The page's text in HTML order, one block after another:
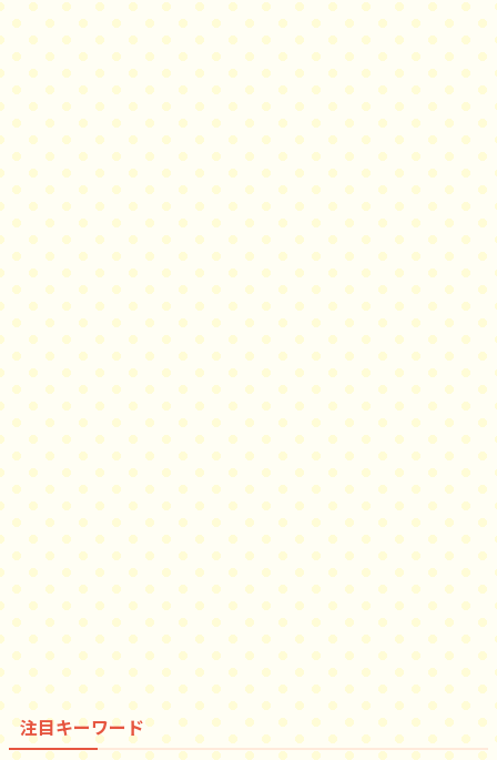
注目キーワード